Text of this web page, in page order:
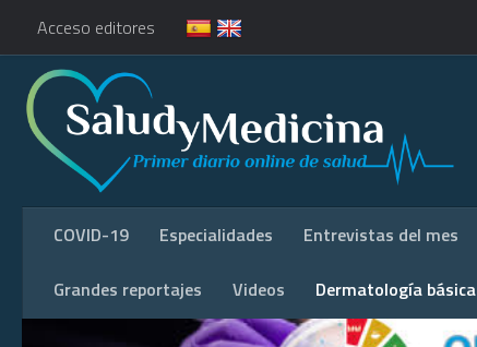
Acceso editores
COVID-19 Especialidades Entrevistas del mes
Grandes reportajes Videos Dermatología básica